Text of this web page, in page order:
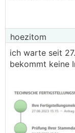
hoezitom
ich warte seit
bekommt keine